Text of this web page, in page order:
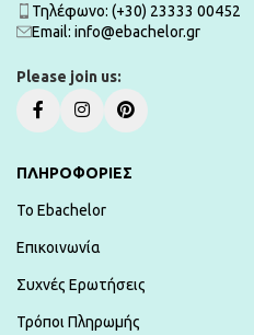
Τηλέφωνο: (+30) 23333 00452
Εmail: info@ebachelor.gr
Please join us:
ΠΛΗΡΟΦΟΡΙΕΣ
To Ebachelor
Επικοινωνία
Συχνές Ερωτήσεις
Τρόποι Πληρωμής